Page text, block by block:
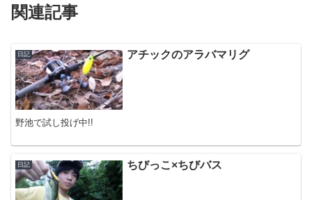
関連記事
日記 アチックのアラバマリグ
野池で試し投げ中!!
日記 ちびっこ×ちびバス